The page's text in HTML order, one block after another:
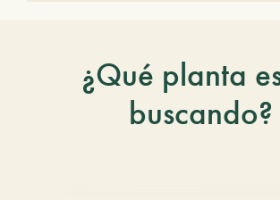
¿Qué planta
buscando?